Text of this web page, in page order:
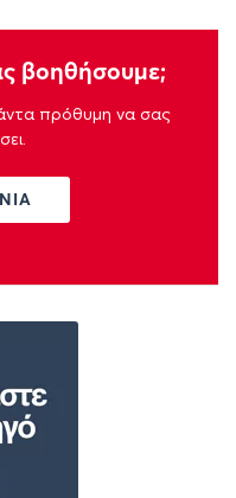
βοηθήσουμε;
πρόθυμη να σας